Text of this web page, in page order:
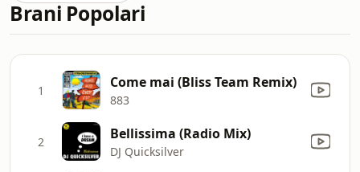
Brani Popolari
1 Come mai (Bliss Team Remix)
883
2 Bellissima (Radio Mix)
DJ Quicksilver